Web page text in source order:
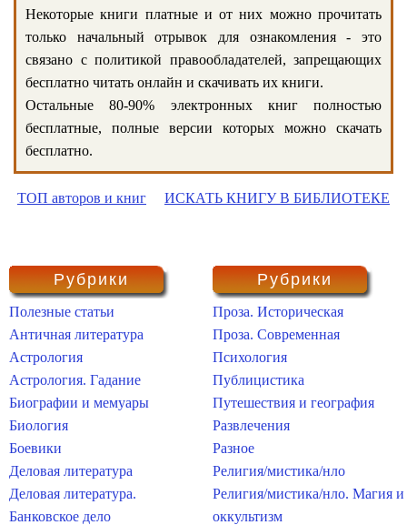
Некоторые книги платные и от них можно прочитать
только начальный отрывок для ознакомления - это
связано с политикой правообладателей, запрещающих
бесплатно читать онлайн и скачивать их книги.
Остальные 80-90% электронных книг полностью
бесплатные, полные версии которых можно скачать
бесплатно.
ТОП авторов и книг ИСКАТЬ КНИГУ В БИБЛИОТЕКЕ
Рубрики
Полезные статьи
Античная литература
Астрология
Астрология. Гадание
Биографии и мемуары
Биология
Боевики
Деловая литература
Деловая литература.
Банковское дело
Рубрики
Проза. Историческая
Проза. Современная
Психология
Публицистика
Путешествия и география
Развлечения
Разное
Религия/мистика/нло
Религия/мистика/нло. Магия и
оккультизм